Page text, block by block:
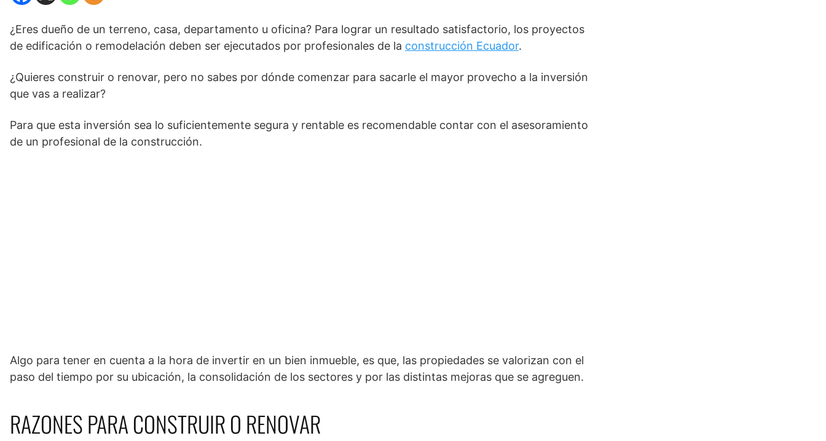
¿Eres dueño de un terreno, casa, departamento u oficina? Para lograr un resultado satisfactorio, los proyectos
de edificación o remodelación deben ser ejecutados por profesionales de la construcción Ecuador.
¿Quieres construir o renovar, pero no sabes por dónde comenzar para sacarle el mayor provecho a la inversión
que vas a realizar?
Para que esta inversión sea lo suficientemente segura y rentable es recomendable contar con el asesoramiento
de un profesional de la construcción.
Algo para tener en cuenta a la hora de invertir en un bien inmueble, es que, las propiedades se valorizan con el
paso del tiempo por su ubicación, la consolidación de los sectores y por las distintas mejoras que se agreguen.
RAZONES PARA CONSTRUIR O RENOVAR